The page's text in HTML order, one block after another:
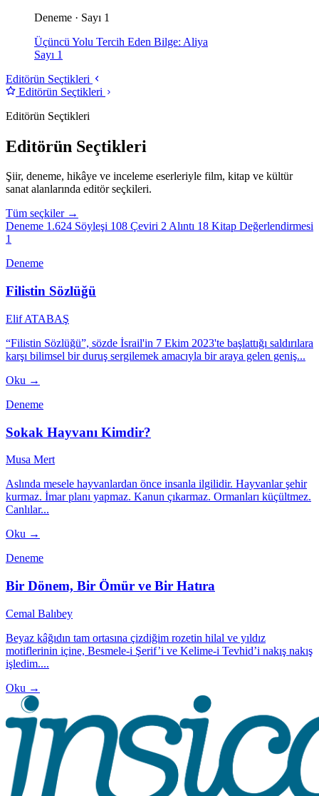
Deneme · Sayı 1
Üçüncü Yolu Tercih Eden Bilge: Aliya
Sayı 1
Editörün Seçtikleri
Editörün Seçtikleri
Editörün Seçtikleri
Editörün Seçtikleri
Şiir, deneme, hikâye ve inceleme eserleriyle film, kitap ve kültür
sanat alanlarında editör seçkileri.
Tüm seçkiler →
Deneme 1.624 Söyleşi 108 Çeviri 2Alıntı 18 Kitap Değerlendirmesi
1
Deneme
Filistin Sözlüğü
Elif ATABAŞ
“Filistin Sözlüğü”, sözde İsrail'in 7 Ekim 2023'te başlattığı saldırılara
karşı bilimsel bir duruş sergilemek amacıyla bir araya gelen geniş...
Oku →
Deneme
Sokak Hayvanı Kimdir?
Musa Mert
Aslında mesele hayvanlardan önce insanla ilgilidir. Hayvanlar şehir
kurmaz. İmar planı yapmaz. Kanun çıkarmaz. Ormanları küçültmez.
Canlılar...
Oku →
Deneme
Bir Dönem, Bir Ömür ve Bir Hatıra
Cemal Balıbey
Beyaz kâğıdın tam ortasına çizdiğim rozetin hilal ve yıldız
motiflerinin içine, Besmele-i Şerif’i ve Kelime-i Tevhid’i nakış nakış
işledim....
Oku →